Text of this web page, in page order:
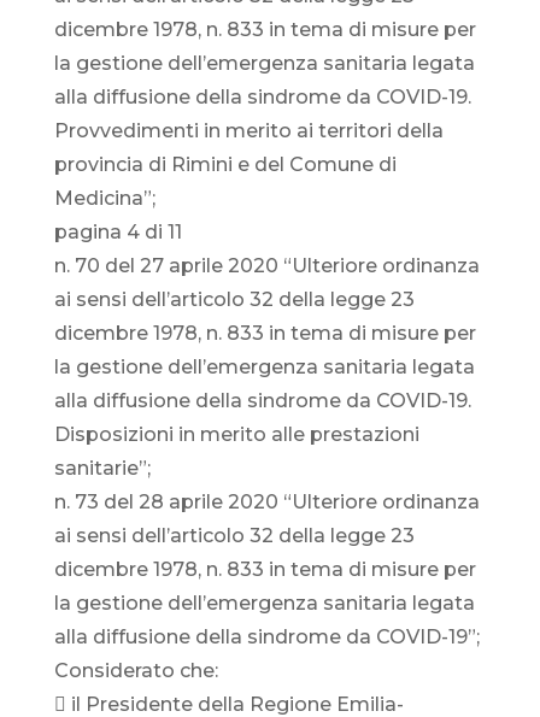
dicembre 1978, n. 833 in tema di misure per
la gestione dell’emergenza sanitaria legata
alla diffusione della sindrome da COVID-19.
Provvedimenti in merito ai territori della
provincia di Rimini e del Comune di
Medicina”;
pagina 4 di 11
n. 70 del 27 aprile 2020 “Ulteriore ordinanza
ai sensi dell’articolo 32 della legge 23
dicembre 1978, n. 833 in tema di misure per
la gestione dell’emergenza sanitaria legata
alla diffusione della sindrome da COVID-19.
Disposizioni in merito alle prestazioni
sanitarie”;
n. 73 del 28 aprile 2020 “Ulteriore ordinanza
ai sensi dell’articolo 32 della legge 23
dicembre 1978, n. 833 in tema di misure per
la gestione dell’emergenza sanitaria legata
alla diffusione della sindrome da COVID-19”;
Considerato che:
 il Presidente della Regione Emilia-